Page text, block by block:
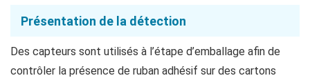
Présentation de la détection
Des capteurs sont utilisés à l’étape d’emballage afin de
contrôler la présence de ruban adhésif sur des cartons